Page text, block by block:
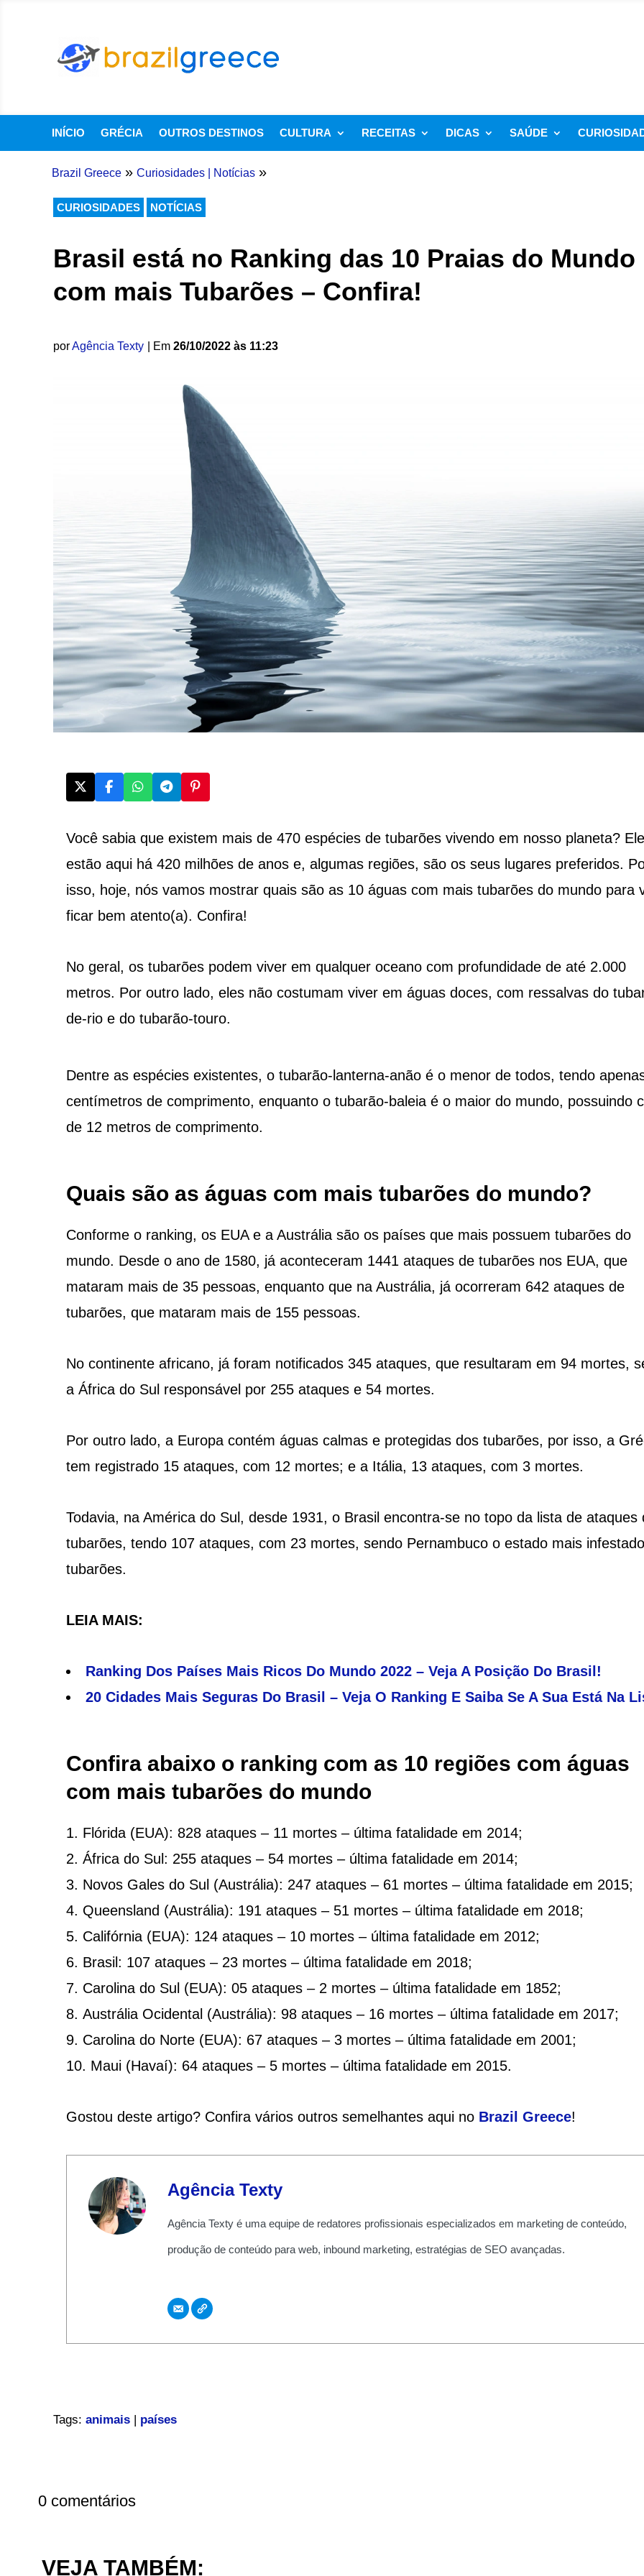
INÍCIO GRÉCIA OUTROS DESTINOS CULTURA RECEITAS DICAS SAÚDE
Brazil Greece » Curiosidades| Notícias »
CURIOSIDADES NOTÍCIAS
Brasil está no Ranking das 10 Praias do Mundo
com mais Tubarões – Confira!
porAgência Texty | Em 26/10/2022 às 11:23
Você sabia que existem mais de 470 espécies de tubarões vivendo em nosso planeta?
estão aqui há 420 milhões de anos e, algumas regiões, são os seus lugares preferidos.
isso, hoje, nós vamos mostrar quais são as 10 águas com mais tubarões do mundo para
ficar bem atento(a). Confira!
No geral, os tubarões podem viver em qualquer oceano com profundidade de até 2.000
metros. Por outro lado, eles não costumam viver em águas doces, com ressalvas do
de-rio e do tubarão-touro.
Dentre as espécies existentes, o tubarão-lanterna-anão é o menor de todos, tendo
centímetros de comprimento, enquanto o tubarão-baleia é o maior do mundo, possuindo
de 12 metros de comprimento.
Quais são as águas com mais tubarões do mundo?
Conforme o ranking, os EUA e a Austrália são os países que mais possuem tubarões do
mundo. Desde o ano de 1580, já aconteceram 1441 ataques de tubarões nos EUA, que
mataram mais de 35 pessoas, enquanto que na Austrália, já ocorreram 642 ataques de
tubarões, que mataram mais de 155 pessoas.
No continente africano, já foram notificados 345 ataques, que resultaram em 94 mortes,
a África do Sul responsável por 255 ataques e 54 mortes.
Por outro lado, a Europa contém águas calmas e protegidas dos tubarões, por isso, a
tem registrado 15 ataques, com 12 mortes; e a Itália, 13 ataques, com 3 mortes.
Todavia, na América do Sul, desde 1931, o Brasil encontra-se no topo da lista de ataques
tubarões, tendo 107 ataques, com 23 mortes, sendo Pernambuco o estado mais
tubarões.
LEIA MAIS:
Ranking Dos Países Mais Ricos Do Mundo 2022 – Veja A Posição Do Brasil!
20 Cidades Mais Seguras Do Brasil – Veja O Ranking E Saiba Se A Sua Está Na
Confira abaixo o ranking com as 10 regiões com águas
com mais tubarões do mundo
Flórida (EUA): 828 ataques – 11 mortes – última fatalidade em 2014;
África do Sul: 255 ataques – 54 mortes – última fatalidade em 2014;
Novos Gales do Sul (Austrália): 247 ataques – 61 mortes – última fatalidade em 2015;
Queensland (Austrália): 191 ataques – 51 mortes – última fatalidade em 2018;
Califórnia (EUA): 124 ataques – 10 mortes – última fatalidade em 2012;
Brasil: 107 ataques – 23 mortes – última fatalidade em 2018;
Carolina do Sul (EUA): 05 ataques – 2 mortes – última fatalidade em 1852;
Austrália Ocidental (Austrália): 98 ataques – 16 mortes – última fatalidade em 2017;
Carolina do Norte (EUA): 67 ataques – 3 mortes – última fatalidade em 2001;
Maui (Havaí): 64 ataques – 5 mortes – última fatalidade em 2015.
Gostou deste artigo? Confira vários outros semelhantes aqui no Brazil Greece!
Agência Texty
Agência Texty é uma equipe de redatores profissionais especializados em marketing de conteúdo,
produção de conteúdo para web, inbound marketing, estratégias de SEO avançadas.
Tags: animais| países
0 comentários
VEJA TAMBÉM: